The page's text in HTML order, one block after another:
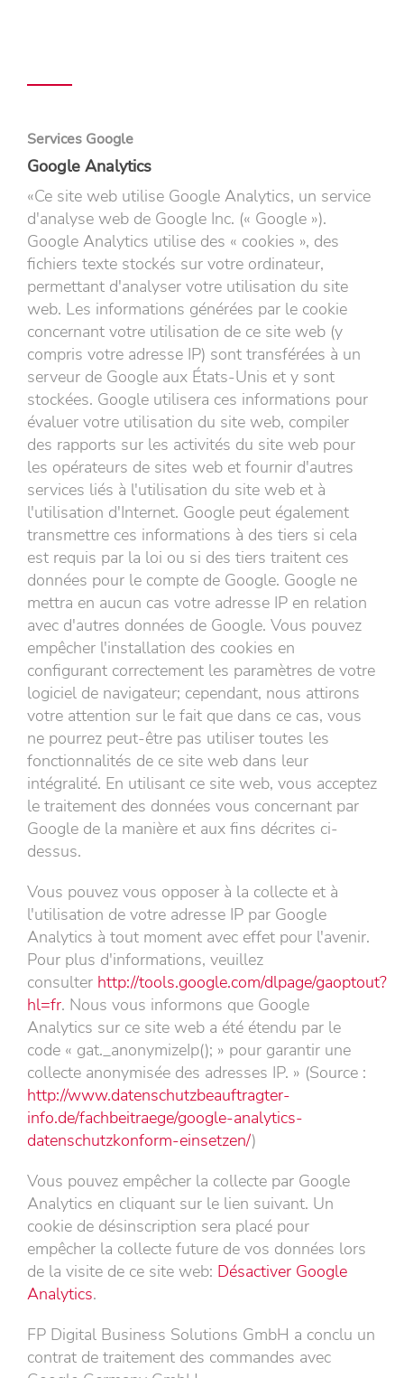
Services Google
Google Analytics
«Ce site web utilise Google Analytics, un service
d'analyse web de Google Inc. (« Google »).
Google Analytics utilise des « cookies », des
fichiers texte stockés sur votre ordinateur,
permettant d'analyser votre utilisation du site
web. Les informations générées par le cookie
concernant votre utilisation de ce site web (y
compris votre adresse IP) sont transférées à un
serveur de Google aux États-Unis et y sont
stockées. Google utilisera ces informations pour
évaluer votre utilisation du site web, compiler
des rapports sur les activités du site web pour
les opérateurs de sites web et fournir d'autres
services liés à l'utilisation du site web et à
l'utilisation d'Internet. Google peut également
transmettre ces informations à des tiers si cela
est requis par la loi ou si des tiers traitent ces
données pour le compte de Google. Google ne
mettra en aucun cas votre adresse IP en relation
avec d'autres données de Google. Vous pouvez
empêcher l'installation des cookies en
configurant correctement les paramètres de votre
logiciel de navigateur; cependant, nous attirons
votre attention sur le fait que dans ce cas, vous
ne pourrez peut-être pas utiliser toutes les
fonctionnalités de ce site web dans leur
intégralité. En utilisant ce site web, vous acceptez
le traitement des données vous concernant par
Google de la manière et aux fins décrites ci-
dessus.
Vous pouvez vous opposer à la collecte et à
l'utilisation de votre adresse IP par Google
Analytics à tout moment avec effet pour l'avenir.
Pour plus d'informations, veuillez
consulter http://tools.google.com/dlpage/gaoptout?
hl=fr. Nous vous informons que Google
Analytics sur ce site web a été étendu par le
code « gat._anonymizeIp(); » pour garantir une
collecte anonymisée des adresses IP. » (Source :
http://www.datenschutzbeauftragter-
info.de/fachbeitraege/google-analytics-
datenschutzkonform-einsetzen/)
Vous pouvez empêcher la collecte par Google
Analytics en cliquant sur le lien suivant. Un
cookie de désinscription sera placé pour
empêcher la collecte future de vos données lors
de la visite de ce site web: Désactiver Google
Analytics.
FP Digital Business Solutions GmbH a conclu un
contrat de traitement des commandes avec